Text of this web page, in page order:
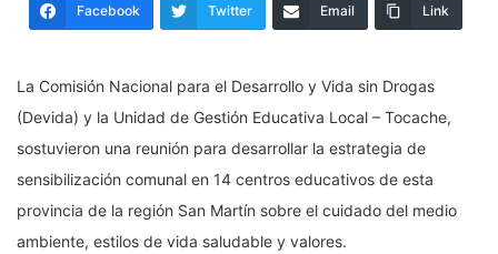
Facebook Twitter Email Link
La Comisión Nacional para el Desarrollo y Vida sin Drogas
(Devida) y la Unidad de Gestión Educativa Local – Tocache,
sostuvieron una reunión para desarrollar la estrategia de
sensibilización comunal en 14 centros educativos de esta
provincia de la región San Martín sobre el cuidado del medio
ambiente, estilos de vida saludable y valores.